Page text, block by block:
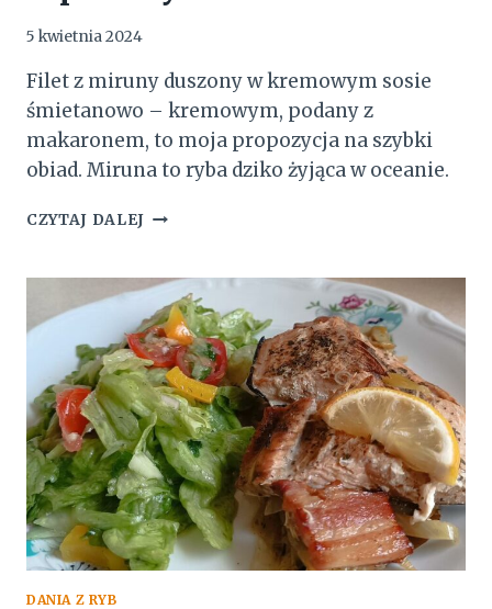
5 kwietnia 2024
Filet z miruny duszony w kremowym sosie
śmietanowo – kremowym, podany z
makaronem, to moja propozycja na szybki
obiad. Miruna to ryba dziko żyjąca w oceanie.
CZYTAJ DALEJ MIRUNA
ŚMIETANOWO
POROWYM
DANIA Z RYB